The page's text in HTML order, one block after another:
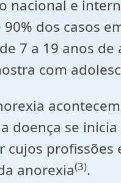
nacional e
90% dos casos
7 a 19 anos
com
doença se
cujos
anorexia(3).